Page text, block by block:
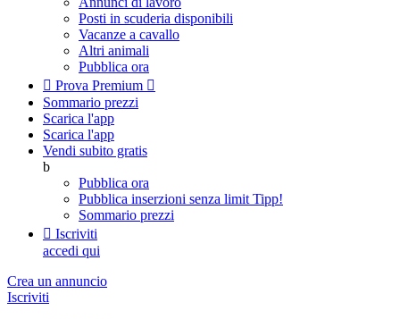
Posti in scuderia disponibili
Vacanze a cavallo
Altri animali
Pubblica ora
 Prova Premium 
Sommario prezzi
Scarica l'app
Scarica l'app
Vendi subito gratis
b
Pubblica ora
Pubblica inserzioni senza limit Tipp!
Sommario prezzi
 Iscriviti
accedi qui
Crea un annuncio
Iscriviti